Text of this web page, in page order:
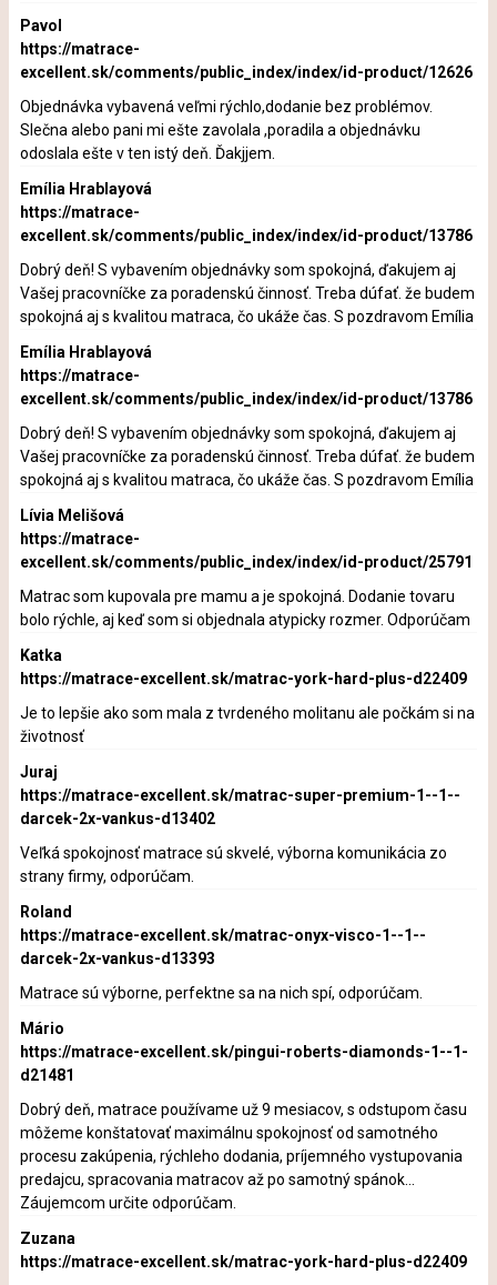
Pavol
https://matrace-
excellent.sk/comments/public_index/index/id-product/12626
Objednávka vybavená veľmi rýchlo,dodanie bez problémov.
Slečna alebo pani mi ešte zavolala ,poradila a objednávku
odoslala ešte v ten istý deň. Ďakjjem.
Emília Hrablayová
https://matrace-
excellent.sk/comments/public_index/index/id-product/13786
Dobrý deň! S vybavením objednávky som spokojná, ďakujem aj
Vašej pracovníčke za poradenskú činnosť. Treba dúfať. že budem
spokojná aj s kvalitou matraca, čo ukáže čas. S pozdravom Emília
Emília Hrablayová
https://matrace-
excellent.sk/comments/public_index/index/id-product/13786
Dobrý deň! S vybavením objednávky som spokojná, ďakujem aj
Vašej pracovníčke za poradenskú činnosť. Treba dúfať. že budem
spokojná aj s kvalitou matraca, čo ukáže čas. S pozdravom Emília
Lívia Melišová
https://matrace-
excellent.sk/comments/public_index/index/id-product/25791
Matrac som kupovala pre mamu a je spokojná. Dodanie tovaru
bolo rýchle, aj keď som si objednala atypicky rozmer. Odporúčam
Katka
https://matrace-excellent.sk/matrac-york-hard-plus-d22409
Je to lepšie ako som mala z tvrdeného molitanu ale počkám si na
životnosť
Juraj
https://matrace-excellent.sk/matrac-super-premium-1--1--
darcek-2x-vankus-d13402
Veľká spokojnosť matrace sú skvelé, výborna komunikácia zo
strany firmy, odporúčam.
Roland
https://matrace-excellent.sk/matrac-onyx-visco-1--1--
darcek-2x-vankus-d13393
Matrace sú výborne, perfektne sa na nich spí, odporúčam.
Mário
https://matrace-excellent.sk/pingui-roberts-diamonds-1--1-
d21481
Dobrý deň, matrace používame už 9 mesiacov, s odstupom času
môžeme konštatovať maximálnu spokojnosť od samotného
procesu zakúpenia, rýchleho dodania, príjemného vystupovania
predajcu, spracovania matracov až po samotný spánok...
Záujemcom určite odporúčam.
Zuzana
https://matrace-excellent.sk/matrac-york-hard-plus-d22409